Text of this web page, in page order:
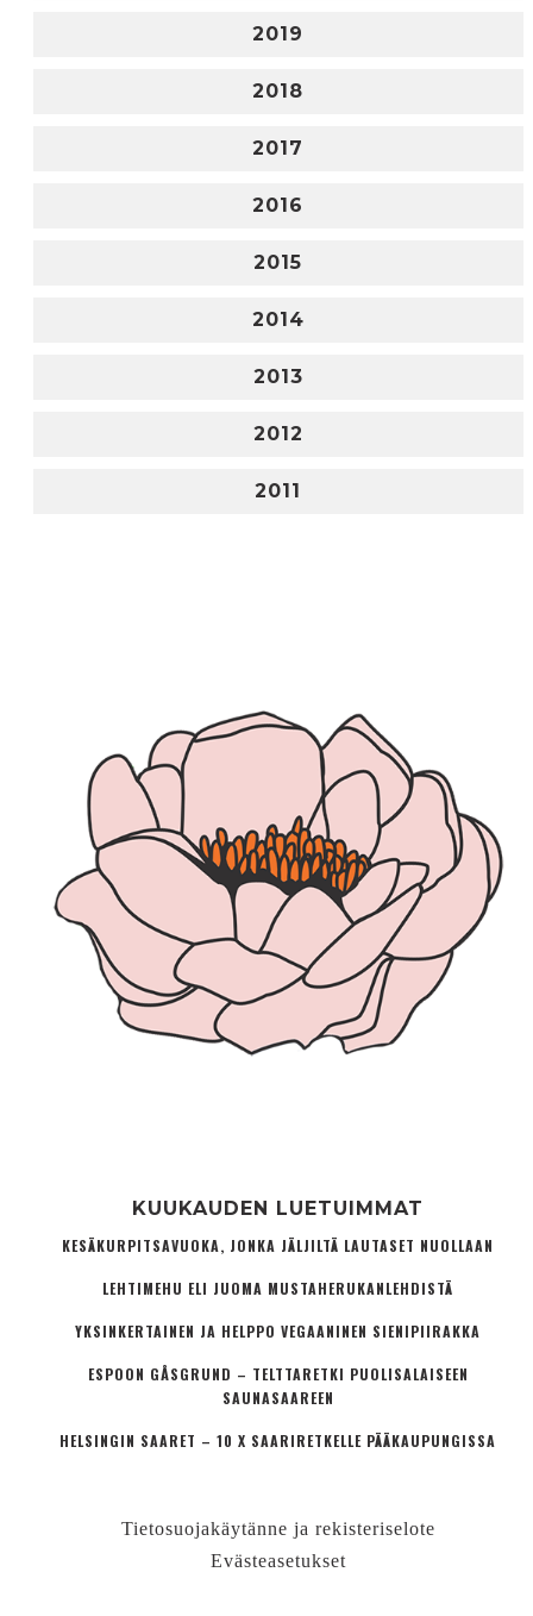
2019
2018
2017
2016
2015
2014
2013
2012
2011
KUUKAUDEN LUETUIMMAT
KESÄKURPITSAVUOKA, JONKA JÄLJILTÄ LAUTASET NUOLLAAN
LEHTIMEHU ELI JUOMA MUSTAHERUKANLEHDISTÄ
YKSINKERTAINEN JA HELPPO VEGAANINEN SIENIPIIRAKKA
ESPOON GÅSGRUND – TELTTARETKI PUOLISALAISEEN
SAUNASAAREEN
HELSINGIN SAARET – 10 X SAARIRETKELLE PÄÄKAUPUNGISSA
Tietosuojakäytänne ja rekisteriselote
Evästeasetukset